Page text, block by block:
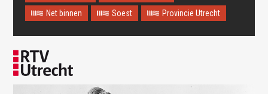
Oops! Something went
This page didn't load Google Maps correctly. See the
JavaScript console for technical details.
Net binnen
Soest Provincie Utrecht